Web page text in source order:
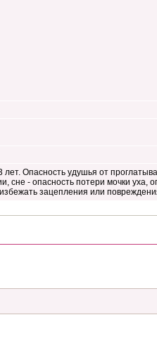
Опасность удушья от
сне - опасность потери мочки уха,
зацепления или